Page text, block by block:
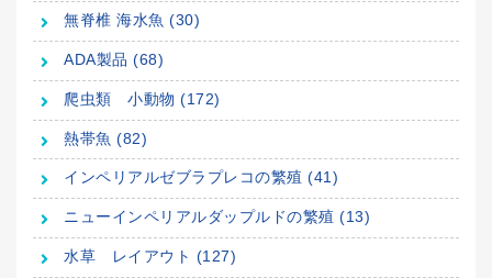
無脊椎 海水魚 (30)
ADA製品 (68)
爬虫類 小動物 (172)
熱帯魚 (82)
インペリアルゼブラプレコの繁殖 (41)
ニューインペリアルダップルドの繁殖 (13)
水草 レイアウト (127)